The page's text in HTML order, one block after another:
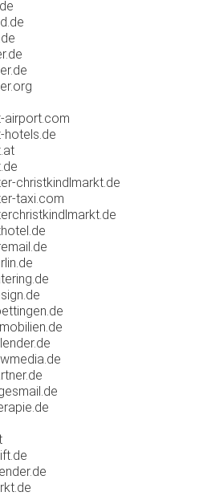
airport.com
hotels.de
christkindlmarkt.de
taxi.com